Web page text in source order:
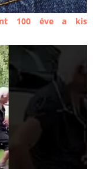
100 éve a kis